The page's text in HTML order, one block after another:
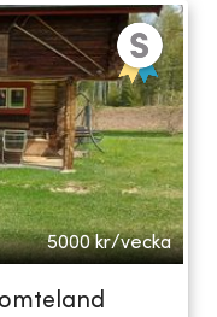
5000 kr/vecka